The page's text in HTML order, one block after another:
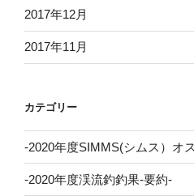
2017年12月
2017年11月
カテゴリー
-2020年度SIMMS(シムス）オ
-2020年度渓流釣釣果-要約-